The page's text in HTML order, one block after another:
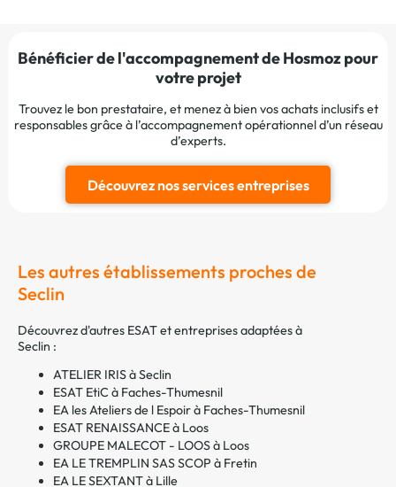
Bénéficier de l'accompagnement de Hosmoz pour
votre projet
Trouvez le bon prestataire, et menez à bien vos achats inclusifs et
responsables grâce à l’accompagnement opérationnel d’un réseau
d’experts.
Découvrez nos services entreprises
Les autres établissements proches de
Seclin
Découvrez d'autres ESAT et entreprises adaptées à
Seclin :
ATELIER IRIS à Seclin
ESAT EtiC à Faches-Thumesnil
EA les Ateliers de l Espoir à Faches-Thumesnil
ESAT RENAISSANCE à Loos
GROUPE MALECOT - LOOS à Loos
EA LE TREMPLIN SAS SCOP à Fretin
EA LE SEXTANT à Lille